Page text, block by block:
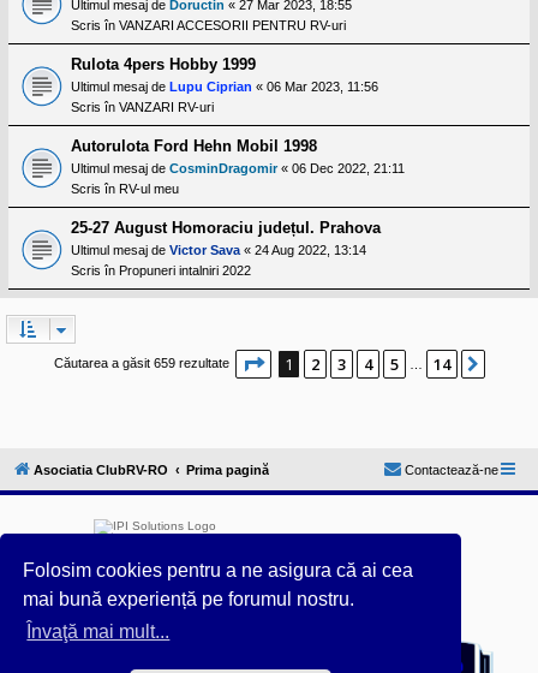
Folosim cookies pentru a ne asigura că ai cea
mai bună experiență pe forumul nostru.
Învaţă mai mult...
Ultimul mesaj de Doructin « 27 Mar 2023, 18:55
Scris în VANZARI ACCESORII PENTRU RV-uri
Rulota 4pers Hobby 1999
Ultimul mesaj de Lupu Ciprian « 06 Mar 2023, 11:56
Scris în VANZARI RV-uri
Autorulota Ford Hehn Mobil 1998
Ultimul mesaj de CosminDragomir« 06 Dec 2022, 21:11
Scris în RV-ul meu
25-27 August Homoraciu județul. Prahova
Ultimul mesaj de Victor Sava « 24 Aug 2022, 13:14
Scris în Propuneri intalniri 2022
Căutarea a găsit 659 rezultate Pagina din 14
1 2 3 4 5 14
Asociatia ClubRV-RO Prima pagină Contactează-ne
Furnizat de phpBB® Forum Software © phpBB Limited